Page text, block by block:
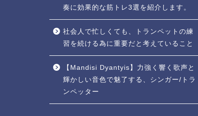
奏に効果的な筋トレ3選を紹介します。
社会人で忙しくても、トランペットの練
習を続ける為に重要だと考えていること
【Mandisi Dyantyis】力強く響く歌声と
輝かしい音色で魅了する、シンガー/トラ
ンペッター